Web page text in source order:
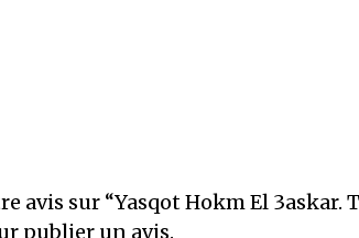
avis sur “Yasqot Hokm El
publier un avis.